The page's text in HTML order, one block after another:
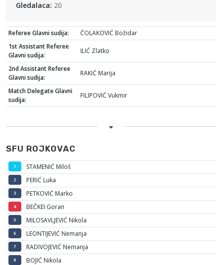
Gledalaca: 20
Referee Glavni sudija:
ČOLAKOVIĆ Božidar
1st Assistant Referee
Glavni sudija:
ILIĆ Zlatko
2nd Assistant Referee
Glavni sudija:
RAKIĆ Marija
Match Delegate Glavni
sudija:
FILIPOVIĆ Vukmir
SFU ROJKOVAC
1 STAMENIĆ Miloš
2 PERIĆ Luka
3 PETKOVIĆ Marko
4 BEČKEI Goran
5 MILOSAVLJEVIĆ Nikola
6 LEONTIJEVIĆ Nemanja
7 RADIVOJEVIĆ Nemanja
8 BOJIĆ Nikola